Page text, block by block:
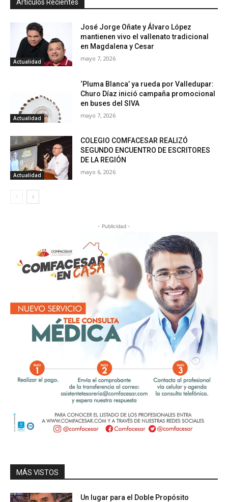
Artículos Recientes
Actualidad
José Jorge Oñate y Álvaro López
mantienen vivo el vallenato tradicional
en Magdalena y Cesar
mayo 7, 2026
Actualidad
‘Pluma Blanca’ ya rueda por Valledupar:
Churo Díaz inició campaña promocional
en buses del SIVA
mayo 7, 2026
Actualidad
COLEGIO COMFACESAR REALIZÓ
SEGUNDO ENCUENTRO DE ESCRITORES
DE LA REGIÓN
mayo 6, 2026
- Publicidad -
MÁS VISTOS
Un lugar para el Doble Propósito